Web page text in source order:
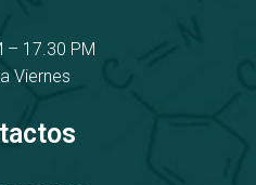
– 17.30 PM
Viernes